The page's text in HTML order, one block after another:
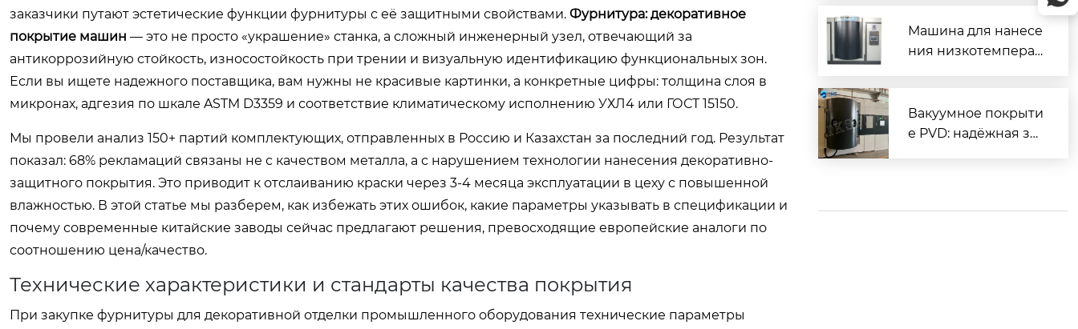
заказчики путают эстетические функции фурнитуры с её защитными свойствами. Фурнитура: декоративное
покрытие машин — это не просто «украшение» станка, а сложный инженерный узел, отвечающий за
антикоррозийную стойкость, износостойкость при трении и визуальную идентификацию функциональных зон.
Если вы ищете надежного поставщика, вам нужны не красивые картинки, а конкретные цифры: толщина слоя в
микронах, адгезия по шкале ASTM D3359 и соответствие климатическому исполнению УХЛ4 или ГОСТ 15150.
Мы провели анализ 150+ партий комплектующих, отправленных в Россию и Казахстан за последний год. Результат
показал: 68% рекламаций связаны не с качеством металла, а с нарушением технологии нанесения декоративно-
защитного покрытия. Это приводит к отслаиванию краски через 3-4 месяца эксплуатации в цеху с повышенной
влажностью. В этой статье мы разберем, как избежать этих ошибок, какие параметры указывать в спецификации и
почему современные китайские заводы сейчас предлагают решения, превосходящие европейские аналоги по
соотношению цена/качество.
Технические характеристики и стандарты качества покрытия
При закупке фурнитуры для декоративной отделки промышленного оборудования технические параметры
Машина для нанесе
ния низкотемперат
ение для промышл
енного применени
Вакуумное покрыти
е PVD: надёжная за